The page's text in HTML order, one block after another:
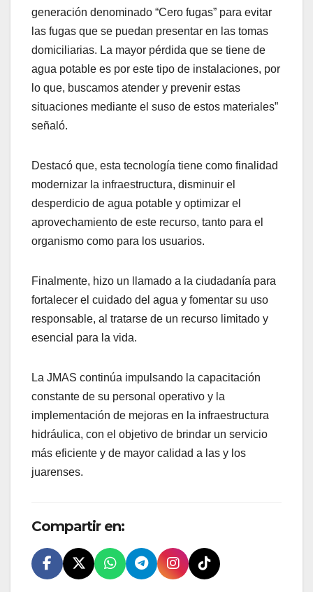
generación denominado “Cero fugas” para evitar
las fugas que se puedan presentar en las tomas
domiciliarias. La mayor pérdida que se tiene de
agua potable es por este tipo de instalaciones, por
lo que, buscamos atender y prevenir estas
situaciones mediante el suso de estos materiales”
señaló.
Destacó que, esta tecnología tiene como finalidad
modernizar la infraestructura, disminuir el
desperdicio de agua potable y optimizar el
aprovechamiento de este recurso, tanto para el
organismo como para los usuarios.
Finalmente, hizo un llamado a la ciudadanía para
fortalecer el cuidado del agua y fomentar su uso
responsable, al tratarse de un recurso limitado y
esencial para la vida.
La JMAS continúa impulsando la capacitación
constante de su personal operativo y la
implementación de mejoras en la infraestructura
hidráulica, con el objetivo de brindar un servicio
más eficiente y de mayor calidad a las y los
juarenses.
Compartir en: